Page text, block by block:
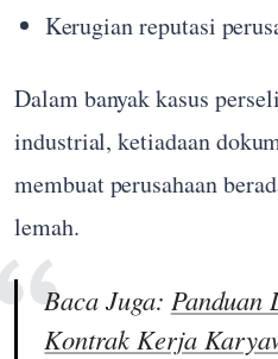
Kerugian reputasi
Dalam banyak kasus
industrial, ketiadaan
membuat perusahaan
lemah.
Baca Juga: Panduan
Kontrak Kerja